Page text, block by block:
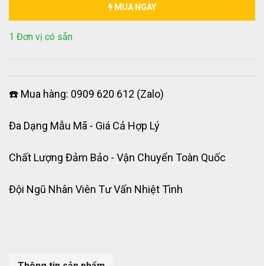
MUA NGAY
1 Đơn vị có sẵn
☎️ Mua hàng: 0909 620 612 (Zalo)
Đa Dạng Mẫu Mã - Giá Cả Hợp Lý
Chất Lượng Đảm Bảo - Vận Chuyển Toàn Quốc
Đội Ngũ Nhân Viên Tư Vấn Nhiệt Tình